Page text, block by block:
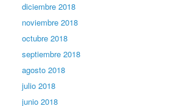
diciembre 2018
noviembre 2018
octubre 2018
septiembre 2018
agosto 2018
julio 2018
junio 2018